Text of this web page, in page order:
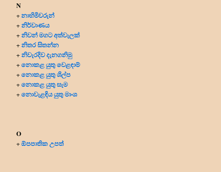
N
+නාහිමිවරුන්
+නිර්වාණය
+නිවන් මගට අත්වැලක්
+නිතර සිතන්න
+නිවැරදිව දැනගනිමු
+නොකළ යුතු වෙළඳාම්
+නොකළ යුතු ශිල්ප
+නොකළ යුතු සැම
+නොවැළඳිය යුතු මාංශ
O
+ඕපපාතික උපත්